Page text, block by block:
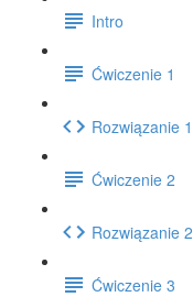
Intro
Ćwiczenie 1
Rozwiązanie 1
Ćwiczenie 2
Rozwiązanie 2
Ćwiczenie 3